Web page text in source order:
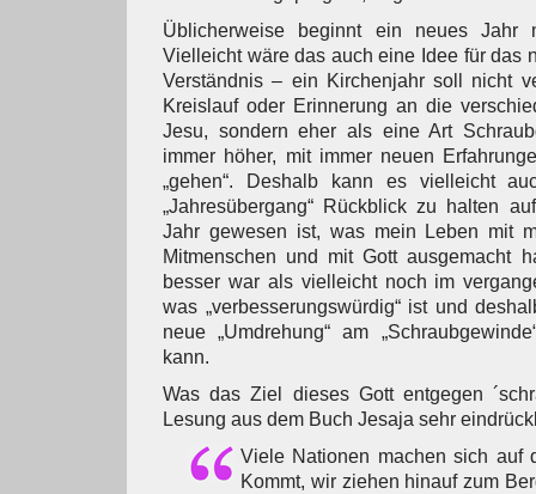
Üblicherweise beginnt ein neues Jahr
Vielleicht wäre das auch eine Idee für das
Verständnis – ein Kirchenjahr soll nicht
Kreislauf oder Erinnerung an die
Jesu, sondern eher als eine Art
immer höher, mit immer neuen
„gehen“. Deshalb kann es vielleicht
„Jahresübergang“ Rückblick zu halten
Jahr gewesen ist, was mein Leben mit
Mitmenschen und mit Gott ausgemacht
besser war als vielleicht noch im
was „verbesserungswürdig“ ist und
neue „Umdrehung“ am
kann.
Was das Ziel dieses Gott entgegen
Lesung aus dem Buch Jesaja sehr
Viele Nationen machen sich auf
Kommt, wir ziehen hinauf zum